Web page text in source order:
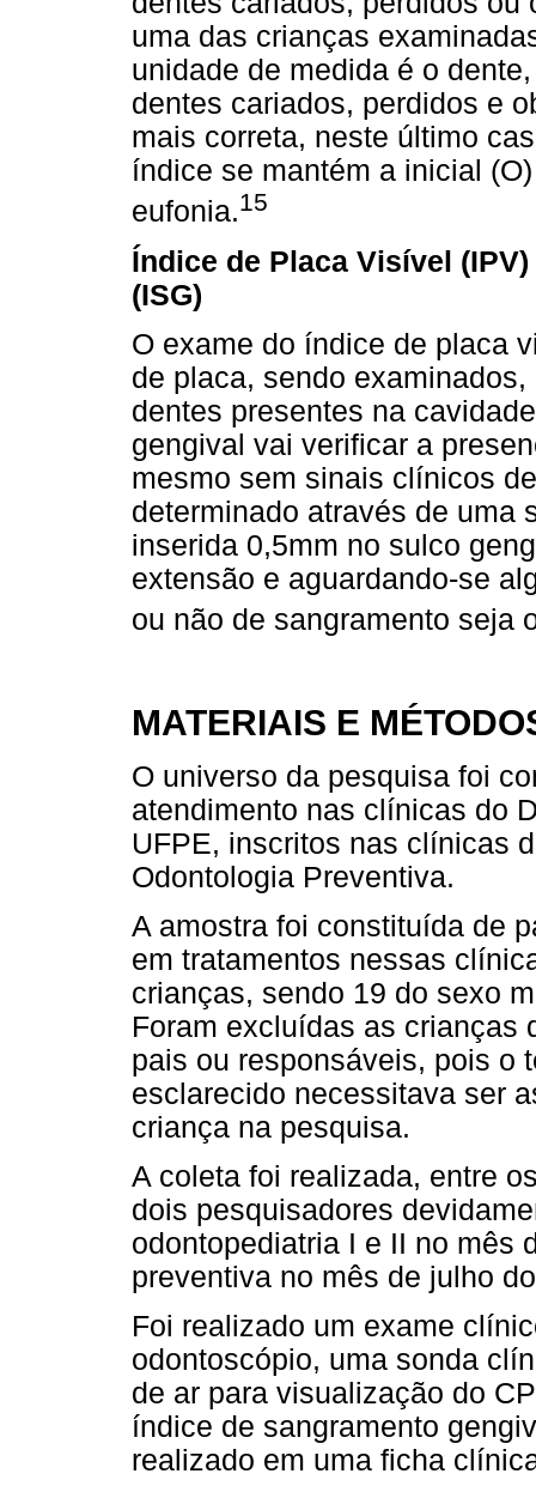
uma das crianças
unidade de medida é o
dentes cariados, perdidos e
mais correta, neste último
índice se mantém a inicial
eufonia.15
Índice de Placa Visível
(ISG)
O exame do índice de placa
de placa, sendo
dentes presentes na
gengival vai verificar a
mesmo sem sinais clínicos
determinado através de uma
inserida 0,5mm no sulco
extensão e aguardando-se
ou não de sangramento seja
MATERIAIS E
O universo da pesquisa foi
atendimento nas clínicas do
UFPE, inscritos nas clínicas
Odontologia Preventiva.
A amostra foi constituída de
em tratamentos nessas
crianças, sendo 19 do sexo
Foram excluídas as crianças
pais ou responsáveis, pois o
esclarecido necessitava ser
criança na pesquisa.
A coleta foi realizada, entre
dois pesquisadores
odontopediatria I e II no mês
preventiva no mês de julho
Foi realizado um exame
odontoscópio, uma sonda
de ar para visualização do
índice de sangramento
realizado em uma ficha